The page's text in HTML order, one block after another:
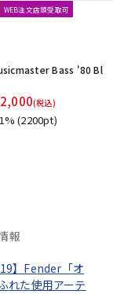
WEB注文店頭受取可
Bass '80 Bl
(税込)
(2200pt)
報
】Fender「オ
れた使用アーテ